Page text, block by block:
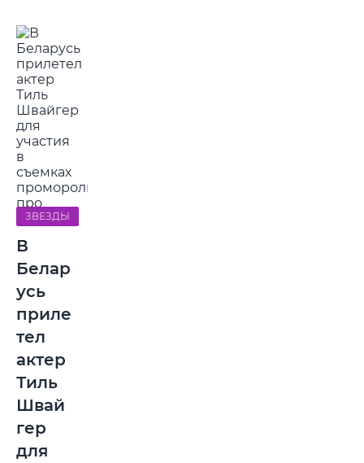
ЗВЕЗДЫ
В
Белар
усь
приле
тел
актер
Тиль
Швай
гер
для